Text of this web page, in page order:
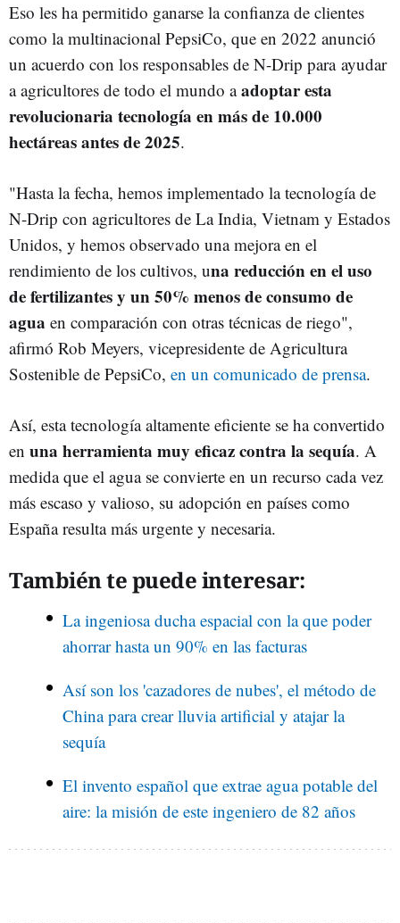
Eso les ha permitido ganarse la confianza de clientes
como la multinacional PepsiCo, que en 2022 anunció
un acuerdo con los responsables de N-Drip para ayudar
a agricultores de todo el mundo aadoptar esta
revolucionaria tecnología en más de 10.000
hectáreas antes de 2025.
"Hasta la fecha, hemos implementado la tecnología de
N-Drip con agricultores de La India, Vietnam y Estados
Unidos, y hemos observado una mejora en el
rendimiento de los cultivos, una reducción en el uso
de fertilizantes y un 50% menos de consumo de
agua en comparación con otras técnicas de riego",
afirmó Rob Meyers, vicepresidente de Agricultura
Sostenible de PepsiCo, en un comunicado de prensa.
Así, esta tecnología altamente eficiente se ha convertido
en una herramienta muy eficaz contra la sequía. A
medida que el agua se convierte en un recurso cada vez
más escaso y valioso, su adopción en países como
España resulta más urgente y necesaria.
También te puede interesar:
La ingeniosa ducha espacial con la que poder
ahorrar hasta un 90% en las facturas
Así son los 'cazadores de nubes', el método de
China para crear lluvia artificial y atajar la
sequía
El invento español que extrae agua potable del
aire: la misión de este ingeniero de 82 años